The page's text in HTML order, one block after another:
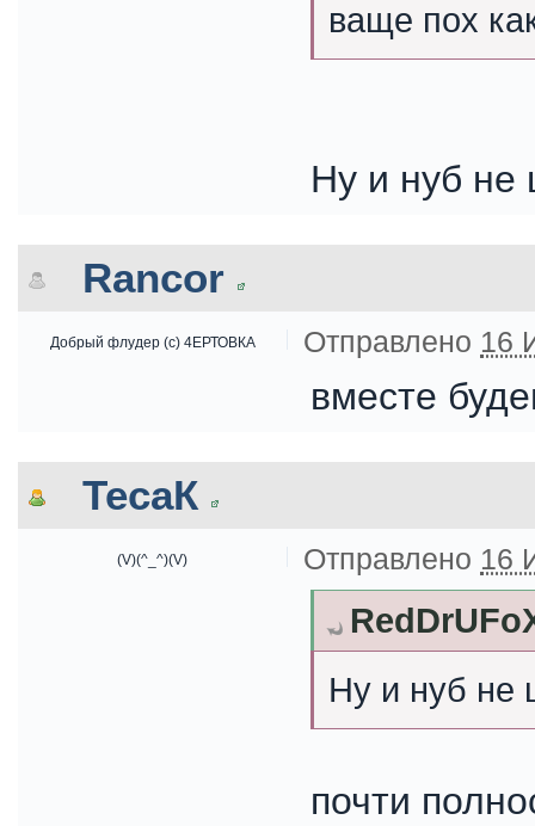
ваще пох
Ну и нуб
Rancor
Добрый флудер (с) 4ЕРТОВКА Отправлено 16
вместе
ТесаК
(V)(^_^)(V) Отправлено 16
Ну и нуб не
почти